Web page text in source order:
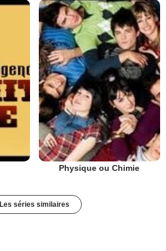
Physique ou Chimie
Les séries similaires